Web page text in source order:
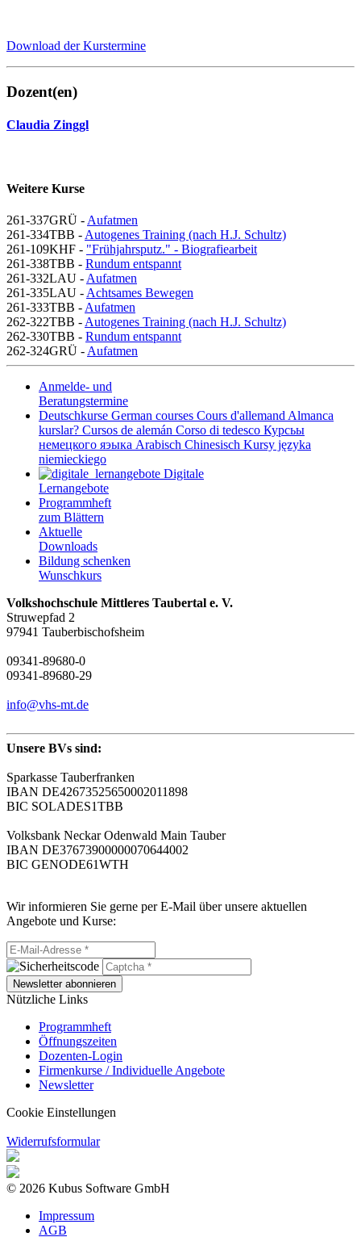
Download der Kurstermine
Dozent(en)
Claudia Zinggl
Weitere Kurse
261-337GRÜ - Aufatmen
261-334TBB - Autogenes Training (nach H.J. Schultz)
261-109KHF - "Frühjahrsputz." - Biografiearbeit
261-338TBB - Rundum entspannt
261-332LAU - Aufatmen
261-335LAU - Achtsames Bewegen
261-333TBB - Aufatmen
262-322TBB - Autogenes Training (nach H.J. Schultz)
262-330TBB - Rundum entspannt
262-324GRÜ - Aufatmen
Anmelde- und
Beratungstermine
Deutschkurse German courses Cours d'allemand Almanca
kurslar? Cursos de alemán Corso di tedesco Курсьы
немецкого яэыка Arabisch Chinesisch Kursy języka
niemieckiego
Digitale
Lernangebote
Programmheft
zum Blättern
Aktuelle
Downloads
Bildung schenken
Wunschkurs
Volkshochschule Mittleres Taubertal e. V.
Struwepfad 2
97941 Tauberbischofsheim
09341-89680-0
09341-89680-29
info@vhs-mt.de
Unsere BVs sind:
Sparkasse Tauberfranken
IBAN DE42673525650002011898
BIC SOLADES1TBB
Volksbank Neckar Odenwald Main Tauber
IBAN DE37673900000070644002
BIC GENODE61WTH
Wir informieren Sie gerne per E-Mail über unsere aktuellen
Angebote und Kurse:
Newsletter abonnieren
Nützliche Links
Programmheft
Öffnungszeiten
Dozenten-Login
Firmenkurse / Individuelle Angebote
Newsletter
Cookie Einstellungen
Widerrufsformular
© 2026 Kubus Software GmbH
Impressum
AGB